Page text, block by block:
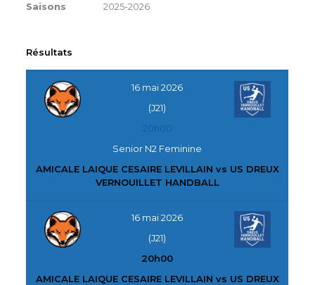
Saisons 2025-2026
Résultats
16 mai 2026
(J21)
20h00
Senior N2 Feminine
AMICALE LAIQUE CESAIRE LEVILLAIN vs US DREUX
VERNOUILLET HANDBALL
16 mai 2026
(J21)
20h00
AMICALE LAIQUE CESAIRE LEVILLAIN vs US DREUX